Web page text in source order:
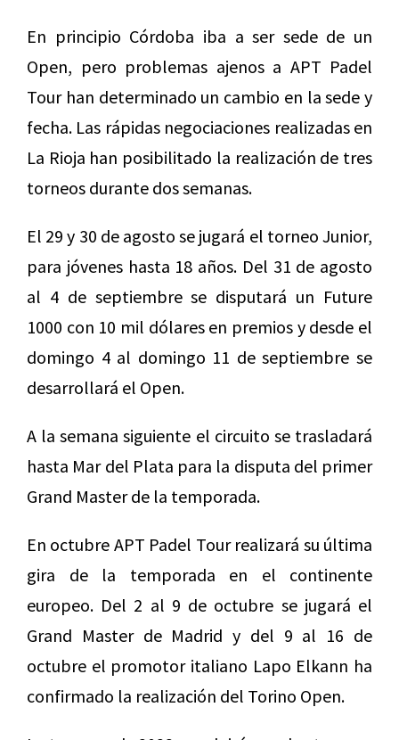
En principio Córdoba iba a ser sede de un
Open, pero problemas ajenos a APT Padel
Tour han determinado un cambio en la sede y
fecha. Las rápidas negociaciones realizadas en
La Rioja han posibilitado la realización de tres
torneos durante dos semanas.
El 29 y 30 de agosto se jugará el torneo Junior,
para jóvenes hasta 18 años. Del 31 de agosto
al 4 de septiembre se disputará un Future
1000 con 10 mil dólares en premios y desde el
domingo 4 al domingo 11 de septiembre se
desarrollará el Open.
A la semana siguiente el circuito se trasladará
hasta Mar del Plata para la disputa del primer
Grand Master de la temporada.
En octubre APT Padel Tour realizará su última
gira de la temporada en el continente
europeo. Del 2 al 9 de octubre se jugará el
Grand Master de Madrid y del 9 al 16 de
octubre el promotor italiano Lapo Elkann ha
confirmado la realización del Torino Open.